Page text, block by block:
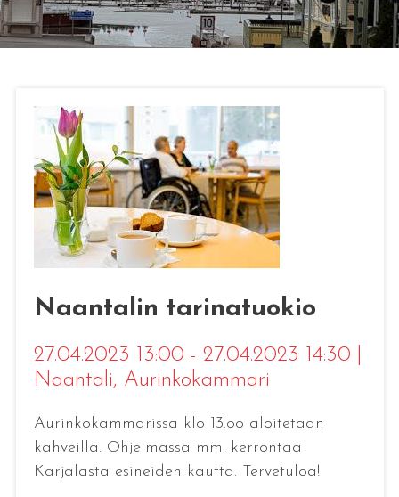
Naantalin tarinatuokio
27.04.2023 13:00 - 27.04.2023 14:30
Naantali, Aurinkokammari
Aurinkokammarissa klo 13.oo aloitetaan
kahveilla. Ohjelmassa mm. kerrontaa
Karjalasta esineiden kautta. Tervetuloa!